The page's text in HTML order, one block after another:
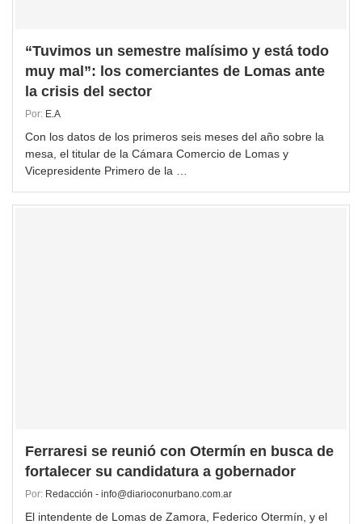
“Tuvimos un semestre malísimo y está todo
muy mal”: los comerciantes de Lomas ante
la crisis del sector
Por: E.A
Con los datos de los primeros seis meses del año sobre la
mesa, el titular de la Cámara Comercio de Lomas y
Vicepresidente Primero de la …
Ferraresi se reunió con Otermín en busca de
fortalecer su candidatura a gobernador
Por: Redacción - info@diarioconurbano.com.ar
El intendente de Lomas de Zamora, Federico Otermín, y el